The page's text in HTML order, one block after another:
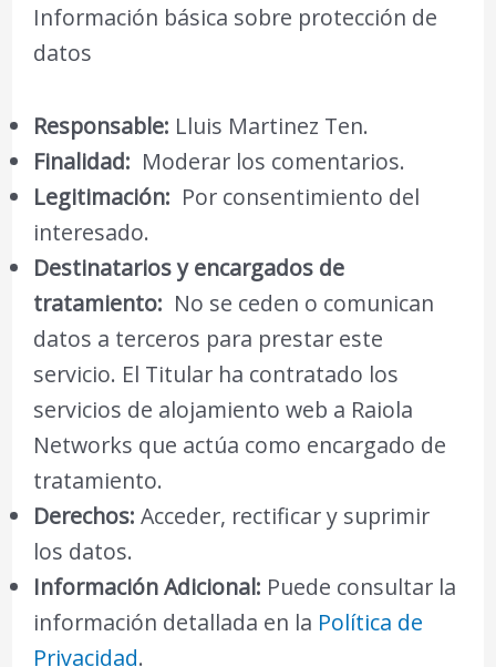
Información básica sobre protección de
datos
Responsable: Lluis Martinez Ten.
Finalidad: Moderar los comentarios.
Legitimación: Por consentimiento del
interesado.
Destinatarios y encargados de
tratamiento: No se ceden o comunican
datos a terceros para prestar este
servicio. El Titular ha contratado los
servicios de alojamiento web a Raiola
Networks que actúa como encargado de
tratamiento.
Derechos: Acceder, rectificar y suprimir
los datos.
Información Adicional: Puede consultar la
información detallada en la Política de
Privacidad.